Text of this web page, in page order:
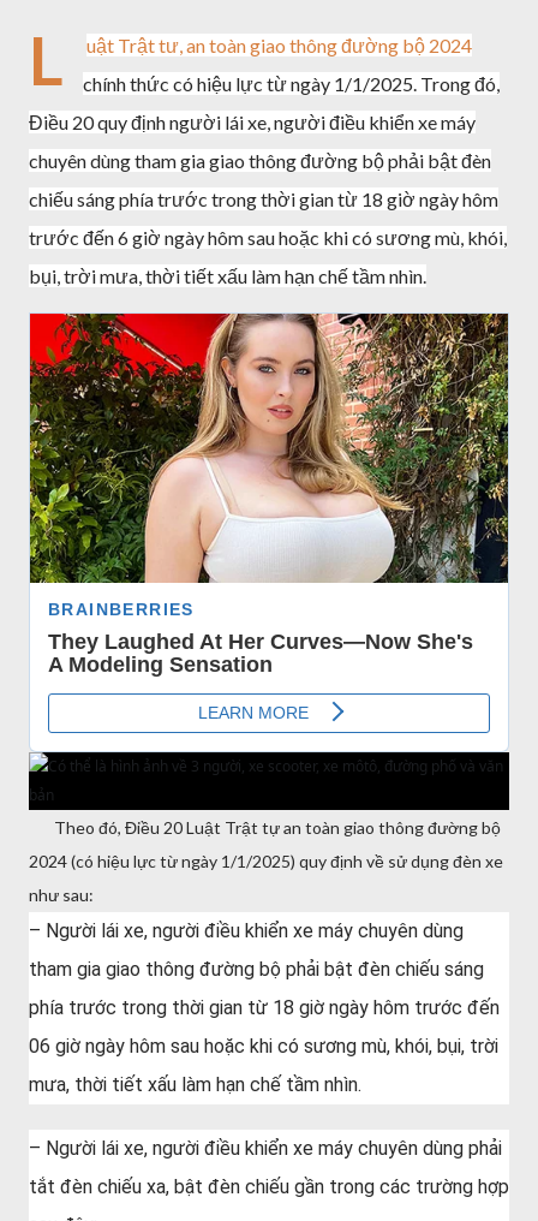
L
uật Trật tư, an toàn giao thông đường bộ 2024
chính thức có hiệu lực từ ngày 1/1/2025. Trong đó,
Điều 20 quy định người lái xe, người điều khiển xe máy
chuyên dùng tham gia giao thông đường bộ phải bật đèn
chiếu sáng phía trước trong thời gian từ 18 giờ ngày hôm
trước đến 6 giờ ngày hôm sau hoặc khi có sương mù, khói,
bụi, trời mưa, thời tiết xấu làm hạn chế tầm nhìn.
Theo đó, Điều 20 Luật Trật tự an toàn giao thông đường bộ
2024 (có hiệu lực từ ngày 1/1/2025) quy định về sử dụng đèn xe
như sau:
– Người lái xe, người điều khiển xe máy chuyên dùng
tham gia giao thông đường bộ phải bật đèn chiếu sáng
phía trước trong thời gian từ 18 giờ ngày hôm trước đến
06 giờ ngày hôm sau hoặc khi có sương mù, khói, bụi, trời
mưa, thời tiết xấu làm hạn chế tầm nhìn.
– Người lái xe, người điều khiển xe máy chuyên dùng phải
tắt đèn chiếu xa, bật đèn chiếu gần trong các trường hợp